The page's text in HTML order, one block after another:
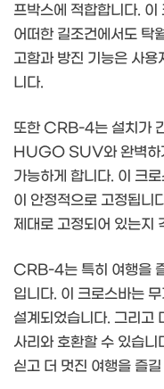
프박스에 적합합니다. 이
어떠한 길조건에서도 탁
고함과 방진 기능은 사
니다.
또한 CRB-4는 설치가
HUGO SUV와 완벽하
가능하게 합니다. 이 크
이 안정적으로 고정됩니
제대로 고정되어 있는지
CRB-4는 특히 여행을
입니다. 이 크로스바는
설계되었습니다. 그리고
사리와 호환할 수 있습
싣고 더 멋진 여행을 즐